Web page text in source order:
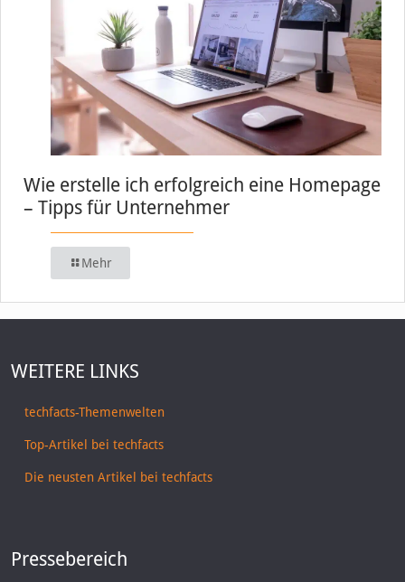
Wie erstelle ich erfolgreich eine Homepage
– Tipps für Unternehmer
Mehr
WEITERE LINKS
techfacts-Themenwelten
Top-Artikel bei techfacts
Die neusten Artikel bei techfacts
Pressebereich